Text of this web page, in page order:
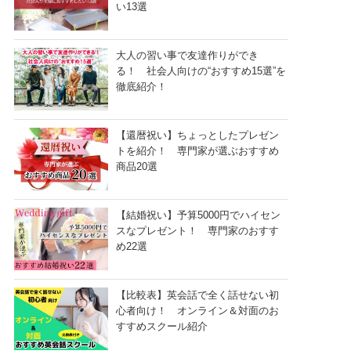
い13選
大人の習い事で友達作りができ
る！ 社会人向けの“おすすめ15選”を
徹底紹介！
【還暦祝い】ちょっとしたプレゼン
トを紹介！ 専門家が選ぶおすすめ
商品20選
【結婚祝い】予算5000円でハイセン
スなプレゼント！ 専門家のおすす
め22選
【比較表】英会話で全く話せない初
心者向け！ オンライン＆対面のお
すすめスクール紹介